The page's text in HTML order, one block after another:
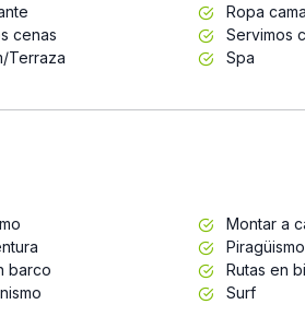
Ropa
cenas
Servimos
Terraza
Spa
Montar a
Piragüismo
barco
Rutas en
Surf